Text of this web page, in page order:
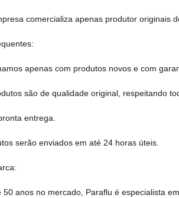
comercializa apenas produtor originais
apenas com produtos novos e com
são de qualidade original, respeitando
entrega.
serão enviados em até 24 horas úteis.
50 anos no mercado, Paraflu é especialista